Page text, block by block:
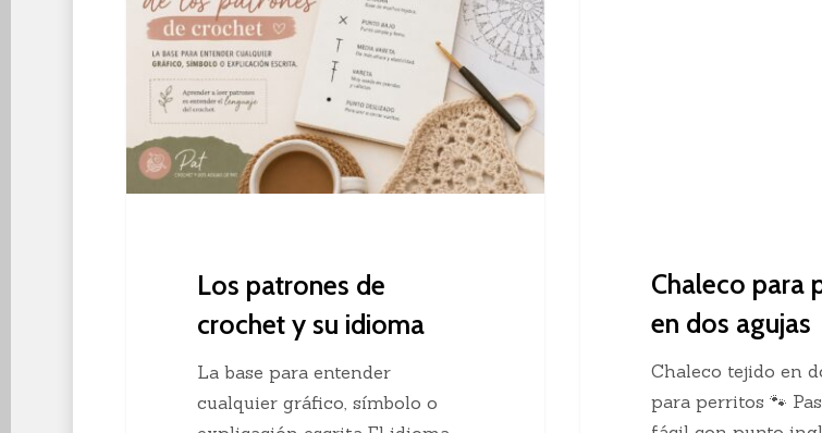
crochet
idioma
Los patrones de
crochet y su idioma
La base para entender
cualquier gráfico, símbolo o
Chaleco para
en dos agujas
Chaleco tejido en
para perritos 🐾